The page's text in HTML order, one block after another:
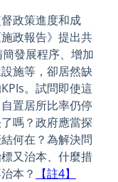
政策進度和成
政報告》提出共
發展程序、增加
施等，卻居然缺
。試問即使這
置居所比率仍停
嗎？政府應當探
何在？為解決問
又治本、什麼措
本？
【註4】